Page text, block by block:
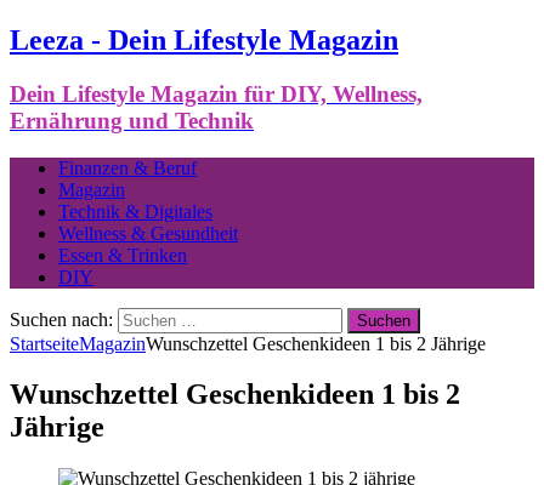
Leeza - Dein Lifestyle Magazin
Dein Lifestyle Magazin für DIY, Wellness,
Ernährung und Technik
Finanzen & Beruf
Magazin
Technik & Digitales
Wellness & Gesundheit
Essen & Trinken
DIY
Suchen nach:
StartseiteMagazinWunschzettel Geschenkideen 1 bis 2 Jährige
Wunschzettel Geschenkideen 1 bis 2
Jährige